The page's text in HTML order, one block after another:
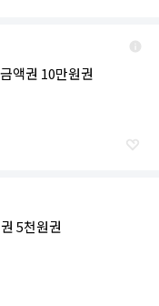
액권 10만원권
5천원권